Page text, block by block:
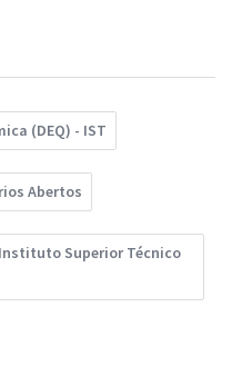
(DEQ) - IST
Abertos
Superior Técnico